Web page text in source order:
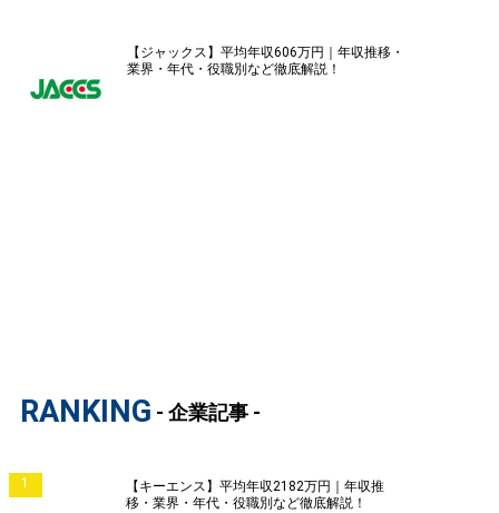
【ジャックス】平均年収606万円｜年収推移・
業界・年代・役職別など徹底解説！
RANKING - 企業記事 -
1
【キーエンス】平均年収2182万円｜年収推
移・業界・年代・役職別など徹底解説！